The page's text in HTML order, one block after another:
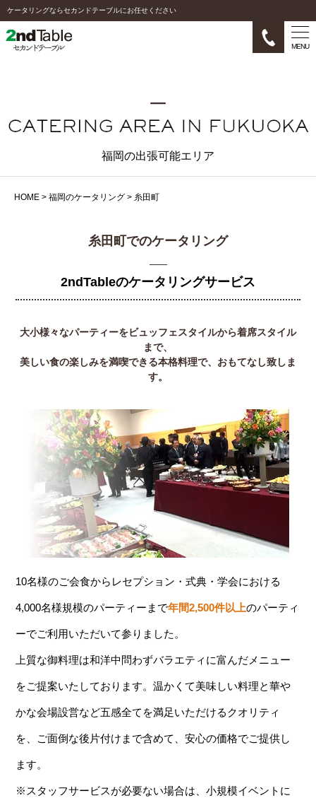
ケータリングならセカンドテーブルにお任せください
MENU
福岡の出張可能エリア
HOME > 福岡のケータリング > 糸田町
糸田町でのケータリング
2ndTableのケータリングサービス
大小様々なパーティーをビュッフェスタイルから着席スタイル
まで、
美しい食の楽しみを満喫できる本格料理で、おもてなし致しま
す。
10名様のご会食からレセプション・式典・学会における
4,000名様規模のパーティーまで年間2,500件以上のパーティ
ーでご利用いただいて参りました。
上質な御料理は和洋中問わずバラエティに富んだメニュー
をご提案いたしております。温かくて美味しい料理と華や
かな会場設営など五感全てを満足いただけるクオリティ
を、ご面倒な後片付けまで含めて、安心の価格でご提供し
ます。
※スタッフサービスが必要ない場合は、小規模イベントに